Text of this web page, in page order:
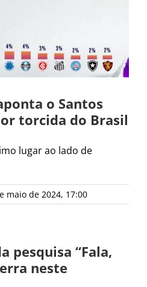
o Santos
torcida do Brasil
lugar ao lado de
maio de 2024, 17:00
pesquisa “Fala,
neste